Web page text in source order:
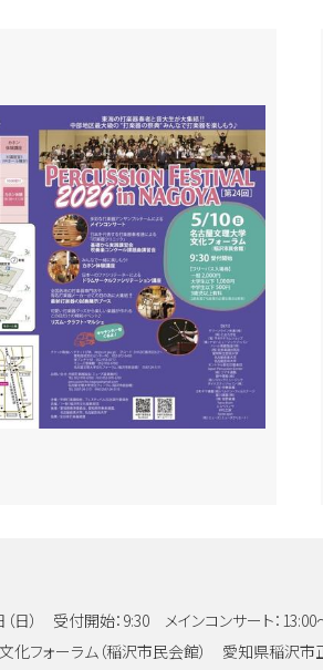
日） 受付開始：9:30 メインコンサート：13:00
化フォーラム（稲沢市民会館） 愛知県稲沢